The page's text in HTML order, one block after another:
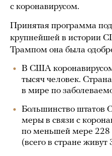
с коронавирусом.
Принятая программа
крупнейшей в истории
Трампом она была
В США
тысяч человек.
в мире по
Большинство штатов
меры в связи с
по меньшей мере 228
(всего в стране